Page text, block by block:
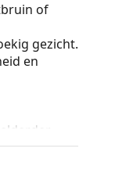
of
gezicht.
en
en de